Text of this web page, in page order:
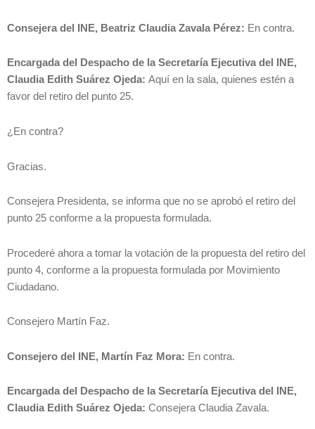
Consejera del INE, Beatriz Claudia Zavala Pérez: En contra.
Encargada del Despacho de la Secretaría Ejecutiva del INE,
Claudia Edith Suárez Ojeda: Aquí en la sala, quienes estén a
favor del retiro del punto 25.
¿En contra?
Gracias.
Consejera Presidenta, se informa que no se aprobó el retiro del
punto 25 conforme a la propuesta formulada.
Procederé ahora a tomar la votación de la propuesta del retiro del
punto 4, conforme a la propuesta formulada por Movimiento
Ciudadano.
Consejero Martín Faz.
Consejero del INE, Martín Faz Mora: En contra.
Encargada del Despacho de la Secretaría Ejecutiva del INE,
Claudia Edith Suárez Ojeda: Consejera Claudia Zavala.